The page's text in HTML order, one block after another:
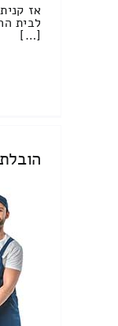
אז
לבית
[…]